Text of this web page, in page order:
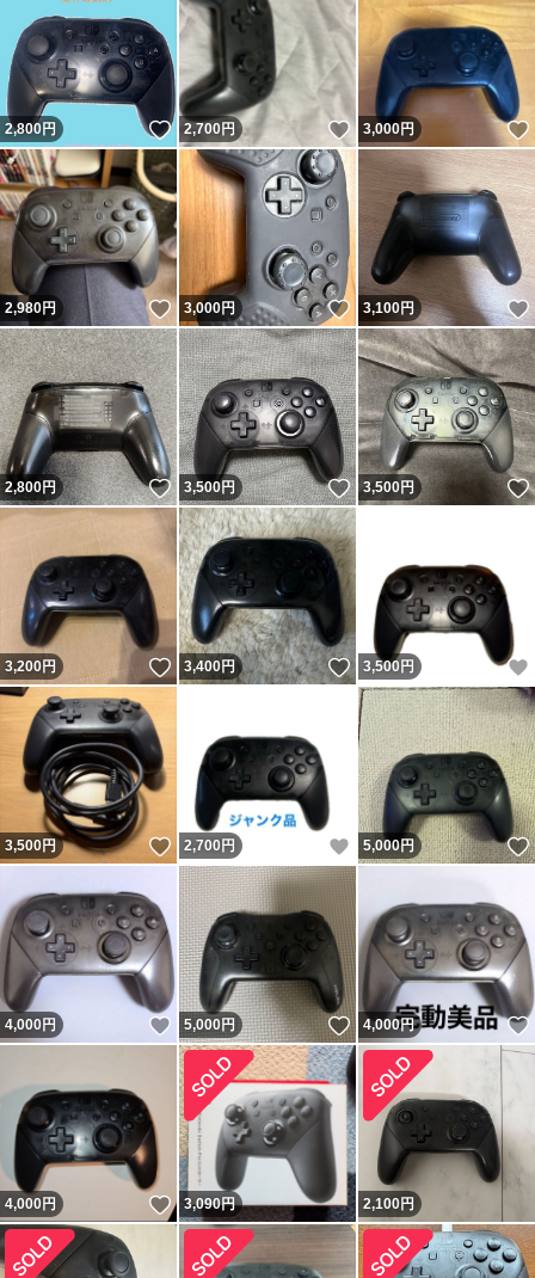
2,800円 いいね！
2,700円 いいね！
3,000円
2,980円 いいね！
3,000円 いいね！
3,100円
2,800円 いいね！
3,500円 いいね！
3,500円
3,200円 いいね！
3,400円 いいね！
3,500 円
3,500円 いいね！
2,700 円 いいね！
5,000円
4,000円 いいね！
5,000円 いいね！
4,000円
4,000円 いいね！
3,090円 2,100円